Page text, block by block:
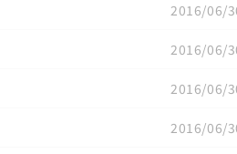
2016/06/
2016/06/
2016/06/
2016/06/